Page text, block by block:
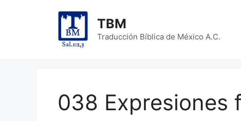
TBM
Traducción Bíblica de México A.C.
038 Expresiones